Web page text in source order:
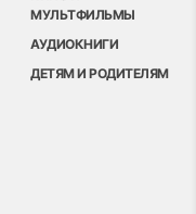
МУЛЬТФИЛЬМЫ
АУДИОКНИГИ
ДЕТЯМ И РОДИТЕЛЯМ